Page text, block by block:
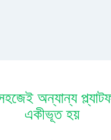
অন্যান্য
একীভূত হয়